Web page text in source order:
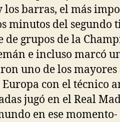
los barras, el más
minutos del segundo
de grupos de la
e incluso marcó
uno de los
con el técnico
jugó en el Real
en ese momento-